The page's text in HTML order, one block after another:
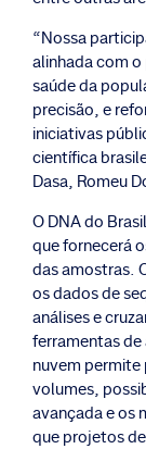
“Nossa
alinhada com
saúde da
precisão, e
iniciativas
científica
Dasa, Romeu
O DNA do
que fornecerá
das amostras.
os dados de
análises e
ferramentas de
nuvem permite
volumes,
avançada e os
que projetos